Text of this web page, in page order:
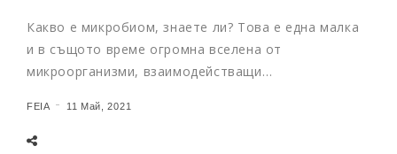
Какво е микробиом, знаете ли? Това е една малка
и в същото време огромна вселена от
микроорганизми, взаимодействащи…
FEIA 11 Май, 2021